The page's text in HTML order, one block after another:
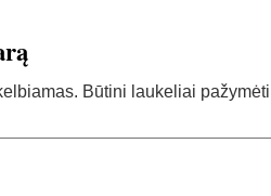
Būtini laukeliai